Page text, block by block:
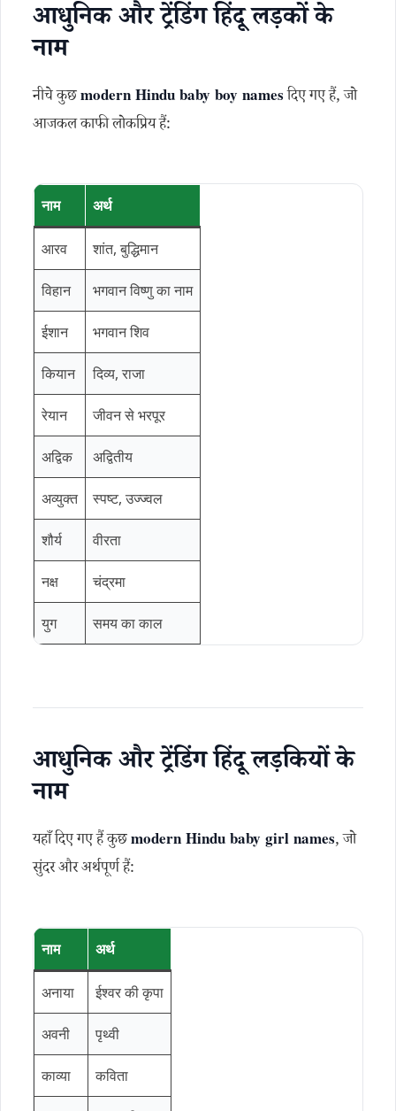
आधुनिक और ट्रेंडिंग हिंदू लड़कों के
नाम
नीचे कुछmodern Hindu baby boy namesदिए गए हैं, जो
आजकल काफी लोकप्रिय हैं:
नाम अर्थ
आरव शांत, बुद्धिमान
विहान भगवान विष्णु का नाम
ईशान भगवान शिव
कियान दिव्य, राजा
रेयान जीवन से भरपूर
अद्विक अद्वितीय
अव्युक्त स्पष्ट, उज्ज्वल
शौर्य वीरता
नक्ष चंद्रमा
युग समय का काल
आधुनिक और ट्रेंडिंग हिंदू लड़कियों के
नाम
यहाँ दिए गए हैं कुछmodern Hindu baby girl names, जो
सुंदर और अर्थपूर्ण हैं:
नाम अर्थ
अनाया ईश्वर की कृपा
अवनी पृथ्वी
काव्या कविता